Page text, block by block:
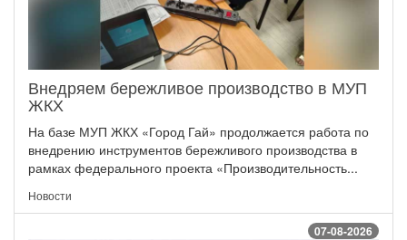
Внедряем бережливое производство в МУП
ЖКХ
На базе МУП ЖКХ «Город Гай» продолжается работа по
внедрению инструментов бережливого производства в
рамках федерального проекта «Производительность...
Новости
07-08-2026